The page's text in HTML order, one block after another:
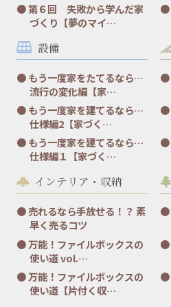
第６回 失敗から学んだ家
づくり【夢のマイ…
設備
もう一度家をたてるなら…
流行の変化編【家…
もう一度家を建てるなら…
仕様編2【家づく…
もう一度家を建てるなら…
仕様編１【家づく…
インテリア・収納
売れるなら手放せる！？ 素
早く売るコツ
万能！ファイルボックスの
使い道 vol.…
万能！ファイルボックスの
使い道【片付く収…